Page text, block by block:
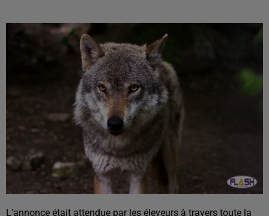
L'annonce était attendue par les éleveurs à travers toute la